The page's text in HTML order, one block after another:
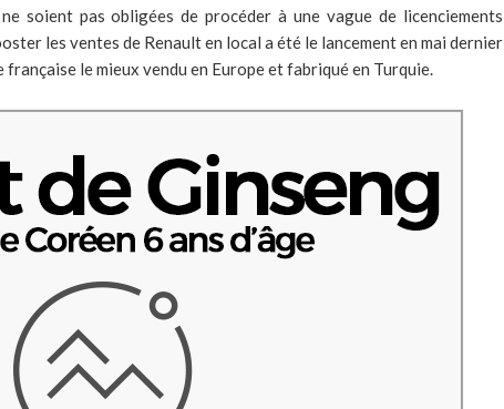
soient pas obligées de procéder à une vague de licenciements
les ventes de Renault en local a été le lancement en mai dernier
française le mieux vendu en Europe et fabriqué en Turquie.